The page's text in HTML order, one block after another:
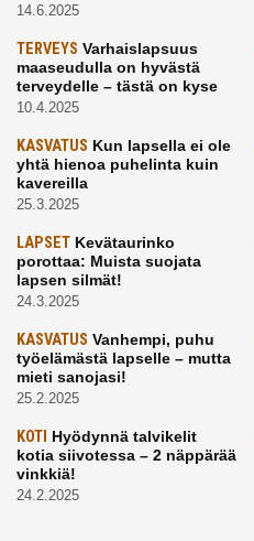
14.6.2025
TERVEYS Varhaislapsuus
maaseudulla on hyvästä
terveydelle – tästä on kyse
10.4.2025
KASVATUS Kun lapsella ei ole
yhtä hienoa puhelinta kuin
kavereilla
25.3.2025
LAPSET Kevätaurinko
porottaa: Muista suojata
lapsen silmät!
24.3.2025
KASVATUS Vanhempi, puhu
työelämästä lapselle – mutta
mieti sanojasi!
25.2.2025
KOTI Hyödynnä talvikelit
kotia siivotessa – 2 näppärää
vinkkiä!
24.2.2025